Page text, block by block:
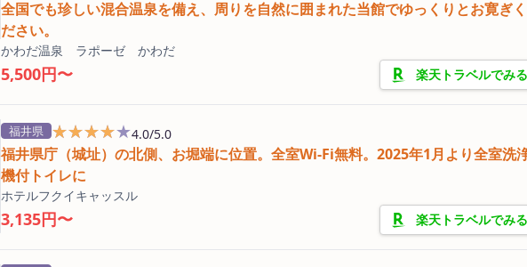
全国でも珍しい混合温泉を備え、周りを自然に囲まれた当館でゆっくりとお寛ぎく
ださい。
かわだ温泉 ラポーゼ かわだ
5,500円〜 楽天トラベルでみる
福井県 ★★★★★
★★★★★4.0/5.0
福井県庁（城址）の北側、お堀端に位置。全室Wi-Fi無料。2025年1月より全室洗
機付トイレに
ホテルフクイキャッスル
3,135円〜 楽天トラベルでみる